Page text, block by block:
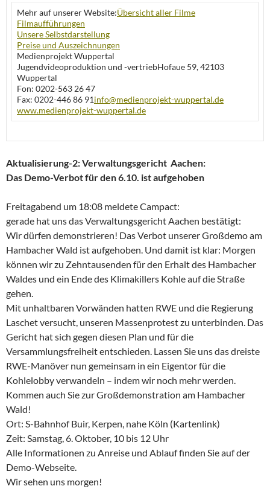
Mehr auf unserer Website:Übersicht aller Filme
Filmaufführungen
Unsere Selbstdarstellung
Preise und Auszeichnungen
Medienprojekt Wuppertal
Jugendvideoproduktion und -vertriebHofaue 59, 42103
Wuppertal
Fon: 0202-563 26 47
Fax: 0202-446 86 91info@medienprojekt-wuppertal.de
www.medienprojekt-wuppertal.de
Aktualisierung-2:Verwaltungsgericht Aachen:
Das Demo-Verbot für den 6.10. ist aufgehoben
Freitagabend um 18:08 meldete Campact:
gerade hat uns das Verwaltungsgericht Aachen bestätigt:
Wir dürfen demonstrieren! Das Verbot unserer Großdemo am
Hambacher Wald ist aufgehoben. Und damit ist klar: Morgen
können wir zu Zehntausenden für den Erhalt des Hambacher
Waldes und ein Ende des Klimakillers Kohle auf die Straße
gehen.
Mit unhaltbaren Vorwänden hatten RWE und die Regierung
Laschet versucht, unseren Massenprotest zu unterbinden. Das
Gericht hat sich gegen diesen Plan und für die
Versammlungsfreiheit entschieden. Lassen Sie uns das dreiste
RWE-Manöver nun gemeinsam in ein Eigentor für die
Kohlelobby verwandeln – indem wir noch mehr werden.
Kommen auch Sie zur Großdemonstration am Hambacher
Wald!
Ort: S-Bahnhof Buir, Kerpen, nahe Köln (Kartenlink)
Zeit: Samstag, 6. Oktober, 10 bis 12 Uhr
Alle Informationen zu Anreise und Ablauf finden Sie auf der
Demo-Webseite.
Wir sehen uns morgen!